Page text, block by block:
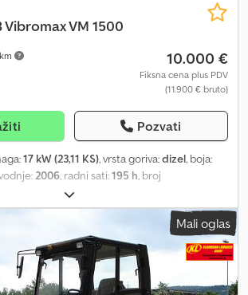
Vibromax VM 1500
10.000 €
Fiksna cena plus PDV
(11.900 € bruto)
Pozvati
17 kW (23,11 KS), vrsta goriva:dizel, boja:
2006, radni sati:195 h, broj
, Oprema:UVV bezbednosna provera
veoma miran, vodom hlađeni trocilindrični
/ Tehnički podaci - Radna težina: 1.500 kg -
mm - Frekvencija: 31 Hz - Amplituda: 2,4 mm -
motora prilikom prevrtanja mašine -
- Poklopci sa mogućnošću zaključavanja
Mali oglas